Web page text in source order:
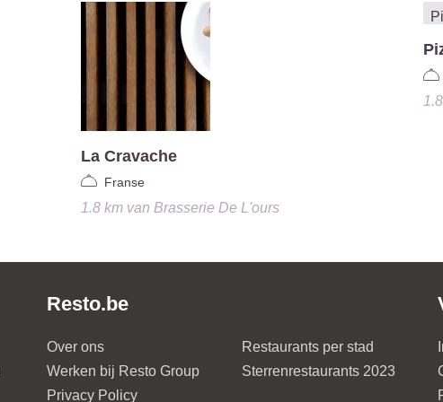
La Cravache
Franse
1.8 kmvan Brasserie De L'ours
Resto.be
Over ons
Werken bij Resto Group
Privacy Policy
Restaurants per stad
Sterrenrestaurants 2023